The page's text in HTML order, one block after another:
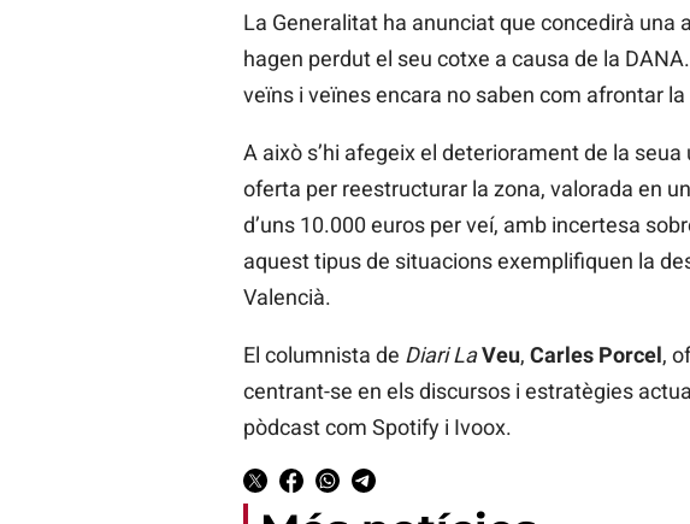
La Generalitat ha anunciat que concedirà
hagen perdut el seu cotxe a causa de la
veïns i veïnes encara no saben com afrontar
A això s’hi afegeix el deteriorament de la
oferta per reestructurar la zona, valorada en
d’uns 10.000 euros per veí, amb incertesa
aquest tipus de situacions exemplifiquen la
Valencià.
El columnista de Diari LaVeu, Carles Porcel,
centrant-se en els discursos i estratègies
pòdcast com Spotify i Ivoox.